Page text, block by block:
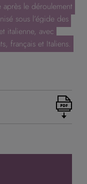
le déroulement
sous l’égide des
italienne, avec
français et Italiens.